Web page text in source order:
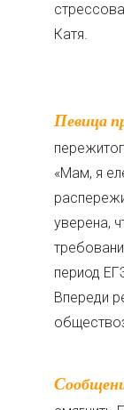
Катя.
Певица признаётся, что после
«Мам, я
уверена,
период
Впереди
Сообщение Катя Лель призвала